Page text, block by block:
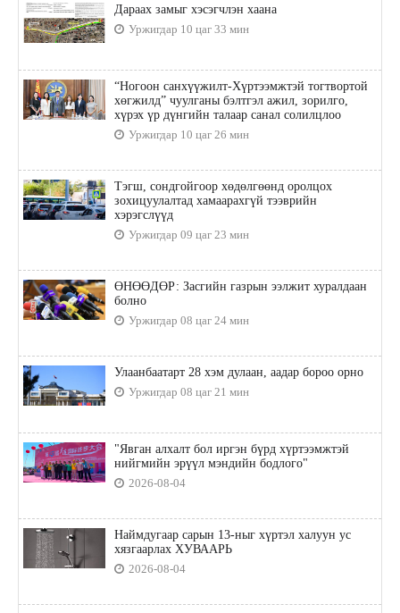
Дараах замыг хэсэгчлэн хаана
Уржигдар 10 цаг 33 мин
“Ногоон санхүүжилт-Хүртээмжтэй тогтвортой
хөгжилд” чуулганы бэлтгэл ажил, зорилго,
хүрэх үр дүнгийн талаар санал солилцлоо
Уржигдар 10 цаг 26 мин
Тэгш, сондгойгоор хөдөлгөөнд оролцох
зохицуулалтад хамаарахгүй тээврийн
хэрэгслүүд
Уржигдар 09 цаг 23 мин
ӨНӨӨДӨР: Засгийн газрын ээлжит хуралдаан
болно
Уржигдар 08 цаг 24 мин
Улаанбаатарт 28 хэм дулаан, аадар бороо орно
Уржигдар 08 цаг 21 мин
"Явган алхалт бол иргэн бүрд хүртээмжтэй
нийгмийн эрүүл мэндийн бодлого"
2026-08-04
Наймдугаар сарын 13-ныг хүртэл халуун ус
хязгаарлах ХУВААРЬ
2026-08-04